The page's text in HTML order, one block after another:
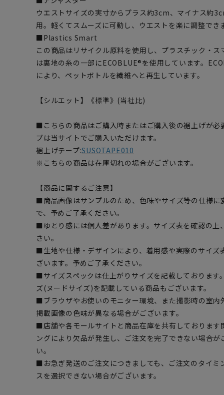
ウエストサイズの実寸からプラス約3cm、マイナス約
用。軽くてスムーズに可動し、ウエストを楽に調整でき
■Plastics Smart
この商品はリサイクル原料を使用し、プラスチック・
は裏地の糸の一部にECOBLUE®を使用しています。
により、ペットボトルを繊維へと再生しています。
【シルエット】《標準》(当社比)
■こちらの商品はご購入時またはご購入後の裾上げが必
プは当サイトでご購入いただけます。
裾上げテープ:SUSOTAPE010
※こちらの商品は在庫切れの場合がございます。
【商品に関するご注意】
■商品画像はサンプルのため、色味やサイズ等の仕様に
で、予めご了承ください。
■ゆとり感には個人差があります。サイズ表を確認の上
さい。
■生地や仕様・デザインにより、着用感や実際のサイズ
ざいます。予めご了承ください。
■サイズスペックは仕上がりサイズを記載しております
ズ(ヌードサイズ)を記載している商品もございます。
■ブラウザやお使いのモニター環境、また撮影時の室内
掲載画像の色味が異なる場合がございます。
■店舗や各モールサイトと商品在庫を共有しております
ングにより欠品が発生し、ご注文を完了できない場合
い。
■お急ぎ発送のご注文につきましても、ご注文のタイミ
スを選択できない場合がございます。